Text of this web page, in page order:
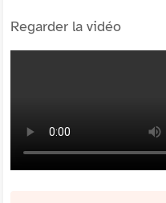
Regarder la vidéo